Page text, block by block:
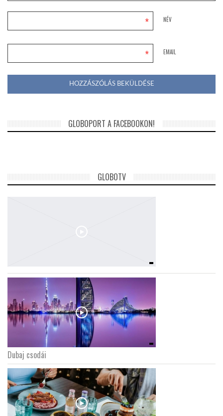
NÉV
*
EMAIL
*
GLOBOPORT A FACEBOOKON!
GLOBOTV
Dubaj csodái